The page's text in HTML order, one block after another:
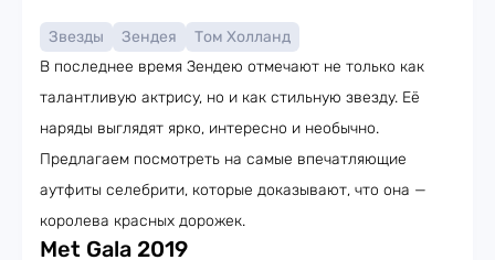
Звезды Зендея
Том Холланд
В последнее время Зендею отмечают не только как
талантливую актрису, но и как стильную звезду. Её
наряды выглядят ярко, интересно и необычно.
Предлагаем посмотреть на самые впечатляющие
аутфиты селебрити, которые доказывают, что она —
королева красных дорожек.
Met Gala 2019